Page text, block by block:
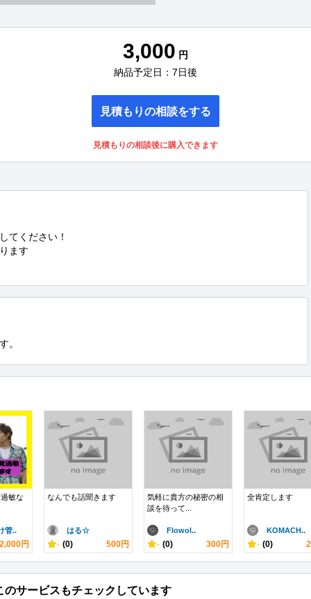
3,000 円
納品予定日：7日後
見積もりの相談をする
見積もりの相談後に購入できます
てください！
ます
。
敏な
管..
2,000円
なんでも話聞きます
はる☆
- (0) 500円
気軽に貴方の秘密の相
談を待って...
Flowol..
- (0) 300円
全肯定します
KOMACH..
- (0)
サービスもチェックしています